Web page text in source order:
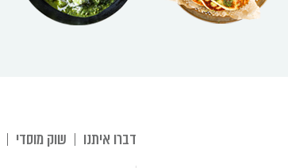
דברו איתנו שוק מוסדי